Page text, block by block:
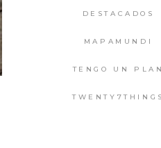
DESTACADOS
MAPAMUNDI
TENGO UN PLAN
TWENTY7THINGS